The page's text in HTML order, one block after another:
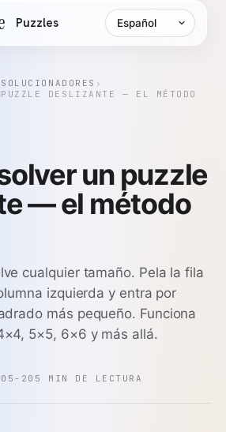
Puzzles Idioma
SOLUCIONADORES ›
PUZZLE DESLIZANTE — EL MÉTODO
un puzzle
— el método
cualquier tamaño. Pela la fila
izquierda y entra por
más pequeño. Funciona
5×5, 6×6 y más allá.
05-20 5 MIN DE LECTURA